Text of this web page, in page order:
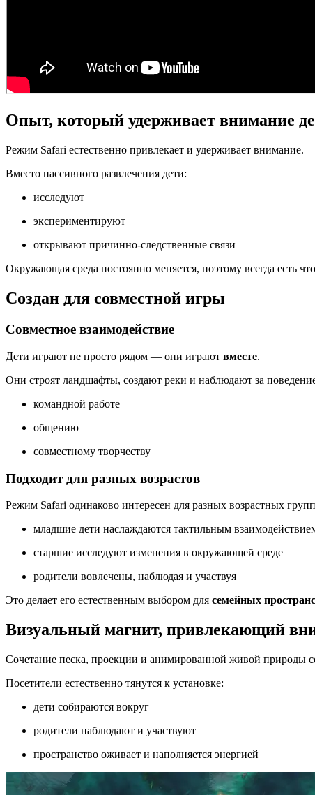
Опыт, который удерживает внимание
Режим Safari естественно привлекает и удерживает внимание.
Вместо пассивного развлечения дети:
исследуют
экспериментируют
открывают причинно-следственные связи
Окружающая среда постоянно меняется, поэтому всегда есть
Создан для совместной игры
Совместное взаимодействие
Дети играют не просто рядом — они играют вместе.
Они строят ландшафты, создают реки и наблюдают за
командной работе
общению
совместному творчеству
Подходит для разных возрастов
Режим Safari одинаково интересен для разных возрастных
младшие дети наслаждаются тактильным
старшие исследуют изменения в окружающей среде
родители вовлечены, наблюдая и участвуя
Это делает его естественным выбором для семейных
Визуальный магнит, привлекающий
Сочетание песка, проекции и анимированной живой природы
Посетители естественно тянутся к установке:
дети собираются вокруг
родители наблюдают и участвуют
пространство оживает и наполняется энергией